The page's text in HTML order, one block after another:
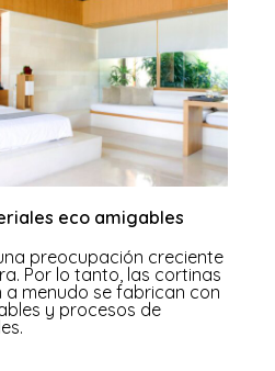
eco amigables
preocupación creciente
Por lo tanto, las cortinas
a menudo se fabrican con
y procesos de